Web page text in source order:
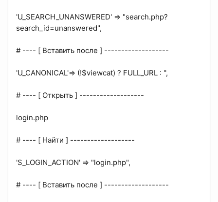
'U_SEARCH_UNANSWERED' => "search.php?
search_id=unanswered",
# ---- [ Вставить после ] -------------------
'U_CANONICAL'=> (!$viewcat) ? FULL_URL : '',
# ---- [ Открыть ] -------------------
login.php
# ---- [ Найти ] -------------------
'S_LOGIN_ACTION' => "login.php",
# ---- [ Вставить после ] -------------------